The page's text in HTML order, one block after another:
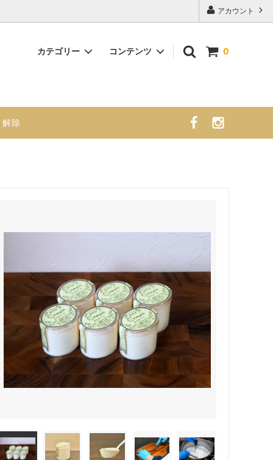
アカウント
0
カテゴリー コンテンツ
分・アレルギー表示
解除